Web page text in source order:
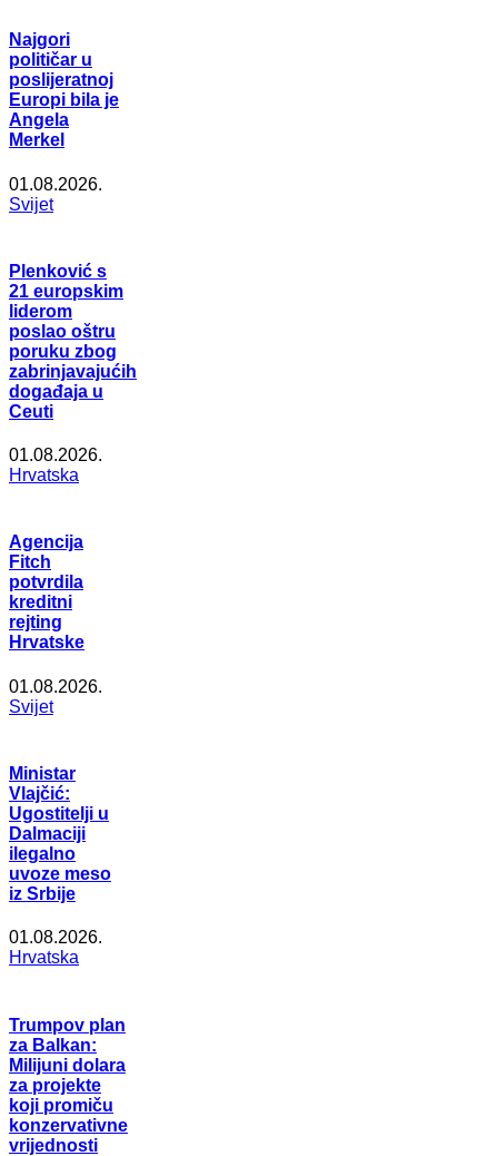
Najgori
političar u
poslijeratnoj
Europi bila je
Angela
Merkel
01.08.2026.
Svijet
Plenković s
21 europskim
liderom
poslao oštru
poruku zbog
zabrinjavajućih
događaja u
Ceuti
01.08.2026.
Hrvatska
Agencija
Fitch
potvrdila
kreditni
rejting
Hrvatske
01.08.2026.
Svijet
Ministar
Vlajčić:
Ugostitelji u
Dalmaciji
ilegalno
uvoze meso
iz Srbije
01.08.2026.
Hrvatska
Trumpov plan
za Balkan:
Milijuni dolara
za projekte
koji promiču
konzervativne
vrijednosti